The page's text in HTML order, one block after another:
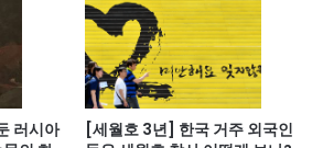
러시아
[세월호 3년] 한국 거주 외국인